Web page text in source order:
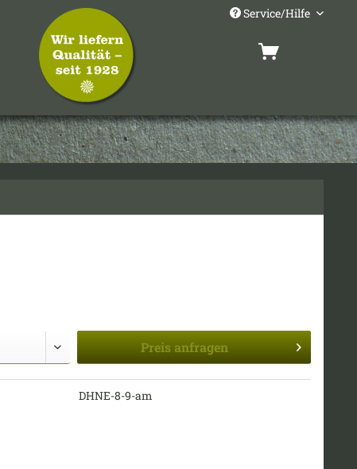
Service/Hilfe
Preis anfragen
DHNE-8-9-am